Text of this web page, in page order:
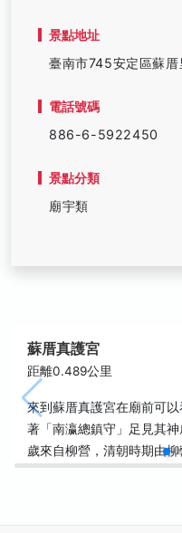
景點地址
臺南市745安定區蘇
電話號碼
886-6-5922450
景點分類
廟宇類
蘇厝真護宮
距離0.489公里
來到蘇厝真護宮在廟前可
著「南瀛總鎮守」足見其
歲來自柳營，清朝時期由